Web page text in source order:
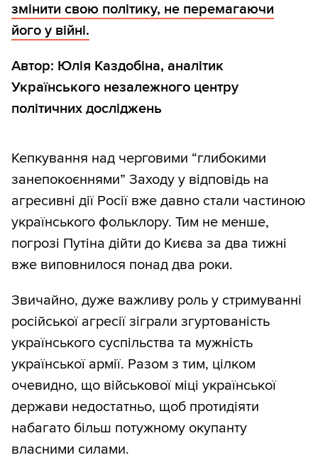
змінити свою політику, не перемагаючи
його у війні.
Автор: Юлія Каздобіна, аналітик
Українського незалежного центру
політичних досліджень
Кепкування над черговими “глибокими
занепокоєннями” Заходу у відповідь на
агресивні дії Росії вже давно стали частиною
українського фольклору. Тим не менше,
погрозі Путіна дійти до Києва за два тижні
вже виповнилося понад два роки.
Звичайно, дуже важливу роль у стримуванні
російської агресії зіграли згуртованість
українського суспільства та мужність
української армії. Разом з тим, цілком
очевидно, що військової міці української
держави недостатньо, щоб протидіяти
набагато більш потужному окупанту
власними силами.